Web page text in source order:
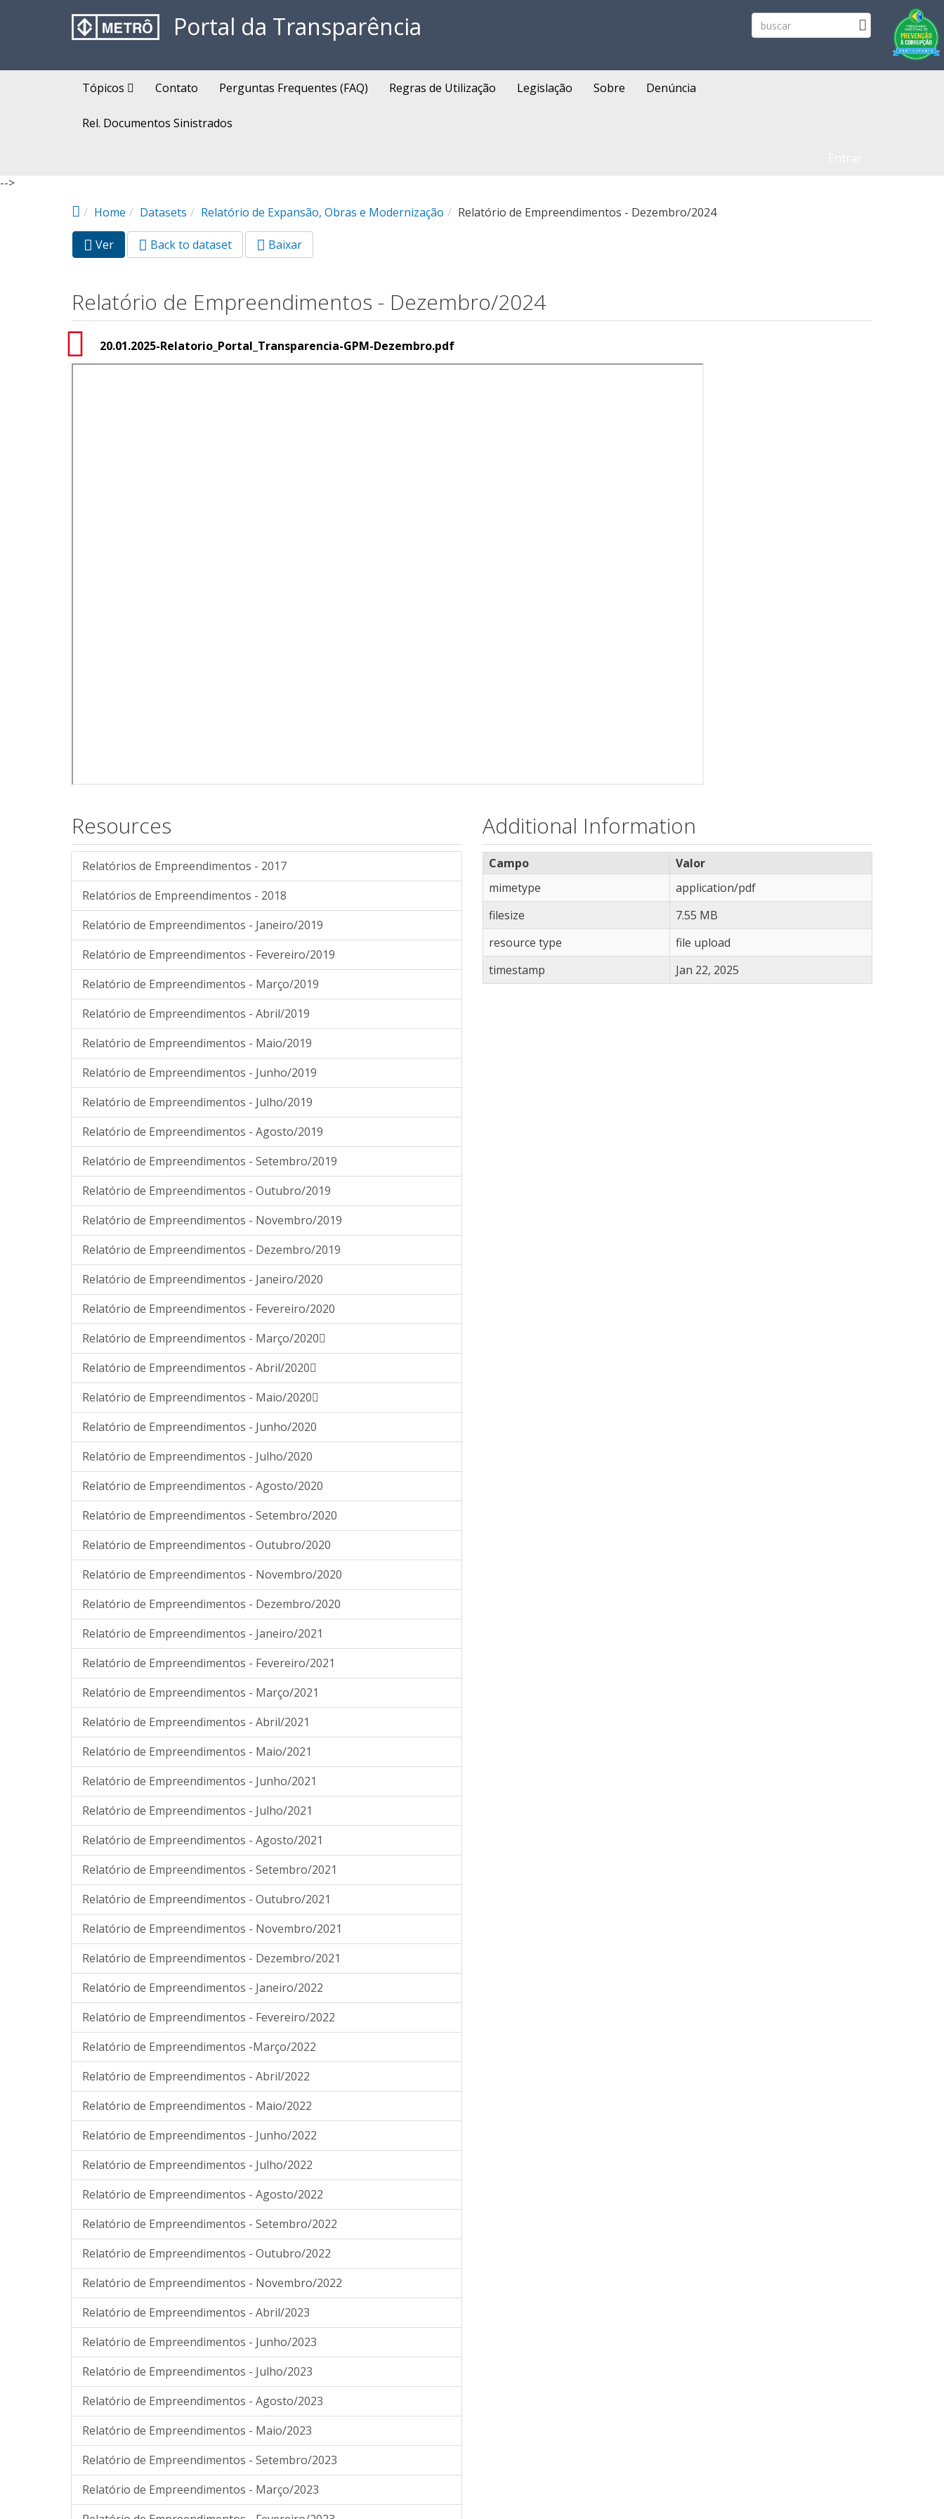
Portal da Transparência
Tópicos Contato Perguntas Frequentes (FAQ) Regras de Utilização Legislação Sobre Denúncia
Rel. Documentos Sinistrados
-->
Home
Datasets Relatório de Expansão, Obras e Modernização Relatório de Empreendimentos - Dezembro/2024
Abas primárias
Ver
ativa)
Back to dataset Baixar
Relatório de Empreendimentos - Dezembro/2024
20.01.2025-Relatorio_Portal_Transparencia-GPM-Dezembro.pdf
Resources
Relatórios de Empreendimentos - 2017
Relatórios de Empreendimentos - 2018
Relatório de Empreendimentos - Janeiro/2019
Relatório de Empreendimentos - Fevereiro/2019
Relatório de Empreendimentos - Março/2019
Relatório de Empreendimentos - Abril/2019
Relatório de Empreendimentos - Maio/2019
Relatório de Empreendimentos - Junho/2019
Relatório de Empreendimentos - Julho/2019
Relatório de Empreendimentos - Agosto/2019
Relatório de Empreendimentos - Setembro/2019
Relatório de Empreendimentos - Outubro/2019
Relatório de Empreendimentos - Novembro/2019
Relatório de Empreendimentos - Dezembro/2019
Relatório de Empreendimentos - Janeiro/2020
Relatório de Empreendimentos - Fevereiro/2020
Relatório de Empreendimentos - Março/2020
Relatório de Empreendimentos - Abril/2020
Relatório de Empreendimentos - Maio/2020
Relatório de Empreendimentos - Junho/2020
Relatório de Empreendimentos - Julho/2020
Relatório de Empreendimentos - Agosto/2020
Relatório de Empreendimentos - Setembro/2020
Relatório de Empreendimentos - Outubro/2020
Relatório de Empreendimentos - Novembro/2020
Relatório de Empreendimentos - Dezembro/2020
Relatório de Empreendimentos - Janeiro/2021
Relatório de Empreendimentos - Fevereiro/2021
Relatório de Empreendimentos - Março/2021
Relatório de Empreendimentos - Abril/2021
Relatório de Empreendimentos - Maio/2021
Relatório de Empreendimentos - Junho/2021
Relatório de Empreendimentos - Julho/2021
Relatório de Empreendimentos - Agosto/2021
Relatório de Empreendimentos - Setembro/2021
Relatório de Empreendimentos - Outubro/2021
Relatório de Empreendimentos - Novembro/2021
Relatório de Empreendimentos - Dezembro/2021
Relatório de Empreendimentos - Janeiro/2022
Relatório de Empreendimentos - Fevereiro/2022
Relatório de Empreendimentos -Março/2022
Relatório de Empreendimentos - Abril/2022
Relatório de Empreendimentos - Maio/2022
Relatório de Empreendimentos - Junho/2022
Relatório de Empreendimentos - Julho/2022
Relatório de Empreendimentos - Agosto/2022
Relatório de Empreendimentos - Setembro/2022
Relatório de Empreendimentos - Outubro/2022
Relatório de Empreendimentos - Novembro/2022
Relatório de Empreendimentos - Abril/2023
Relatório de Empreendimentos - Junho/2023
Relatório de Empreendimentos - Julho/2023
Relatório de Empreendimentos - Agosto/2023
Relatório de Empreendimentos - Maio/2023
Relatório de Empreendimentos - Setembro/2023
Relatório de Empreendimentos - Março/2023
Additional Information
Campo
Valor
mimetype
application/pdf
filesize
7.55 MB
resource type
file upload
timestamp
Jan 22, 2025